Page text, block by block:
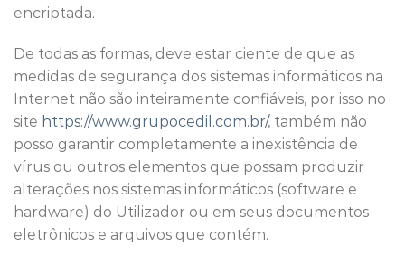
encriptada.
De todas as formas, deve estar ciente de que as
medidas de segurança dos sistemas informáticos na
Internet não são inteiramente confiáveis, por isso no
site https://www.grupocedil.com.br/, também não
posso garantir completamente a inexistência de
vírus ou outros elementos que possam produzir
alterações nos sistemas informáticos (software e
hardware) do Utilizador ou em seus documentos
eletrônicos e arquivos que contém.